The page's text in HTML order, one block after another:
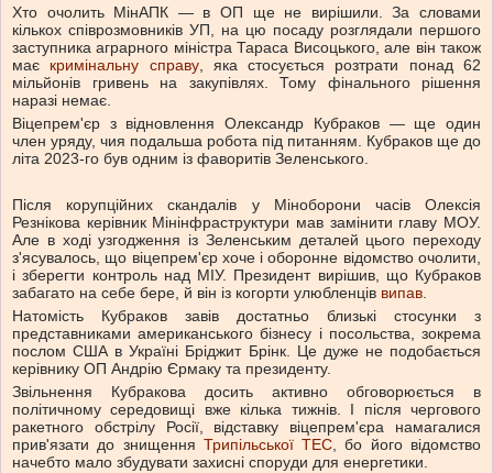
Хто очолить МінАПК — в ОП ще не вирішили. За словами
кількох співрозмовників УП, на цю посаду розглядали першого
заступника аграрного міністра Тараса Висоцького, але він також
має кримінальну справу, яка стосується розтрати понад 62
мільйонів гривень на закупівлях. Тому фінального рішення
наразі немає.
Віцепрем'єр з відновлення Олександр Кубраков — ще один
член уряду, чия подальша робота під питанням. Кубраков ще до
літа 2023-го був одним із фаворитів Зеленського.
Після корупційних скандалів у Міноборони часів Олексія
Резнікова керівник Мінінфраструктури мав замінити главу МОУ.
Але в ході узгодження із Зеленським деталей цього переходу
з'ясувалось, що віцепрем'єр хоче і оборонне відомство очолити,
і зберегти контроль над МІУ. Президент вирішив, що Кубраков
забагато на себе бере, й він із когорти улюбленців випав.
Натомість Кубраков завів достатньо близькі стосунки з
представниками американського бізнесу і посольства, зокрема
послом США в Україні Бріджит Брінк. Це дуже не подобається
керівнику ОП Андрію Єрмаку та президенту.
Звільнення Кубракова досить активно обговорюється в
політичному середовищі вже кілька тижнів. І після чергового
ракетного обстрілу Росії, відставку віцепрем'єра намагалися
прив'язати до знищення Трипільської ТЕС, бо його відомство
начебто мало збудувати захисні споруди для енергетики.